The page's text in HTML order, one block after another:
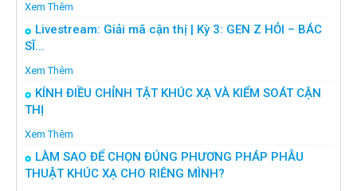
Xem Thêm
Livestream: Giải mã cận thị | Kỳ 3: GEN Z HỎI – BÁC
SĨ...
Xem Thêm
KÍNH ĐIỀU CHỈNH TẬT KHÚC XẠ VÀ KIỂM SOÁT CẬN
THỊ
Xem Thêm
LÀM SAO ĐỂ CHỌN ĐÚNG PHƯƠNG PHÁP PHẪU
THUẬT KHÚC XẠ CHO RIÊNG MÌNH?